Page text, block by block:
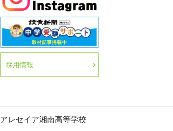
採用情報
アレセイア湘南高等学校